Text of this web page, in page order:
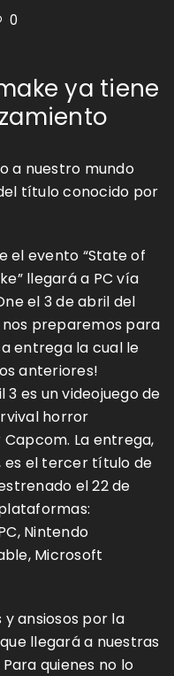
0
ya tiene
a nuestro mundo
título conocido por
el evento “State of
llegará a PC vía
el 3 de abril del
nos preparemos para
entrega la cual le
anteriores!
3 es un videojuego de
horror
La entrega,
es el tercer título de
el 22 de
Nintendo
Microsoft
ansiosos por la
llegará a nuestras
quienes no lo